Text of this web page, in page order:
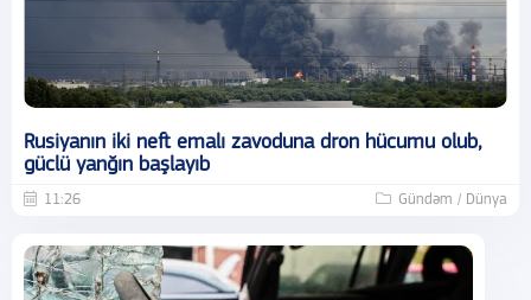
Rusiyanın iki neft emalı zavoduna dron hücumu olub,
güclü yanğın başlayıb
11:26 Gündəm / Dünya